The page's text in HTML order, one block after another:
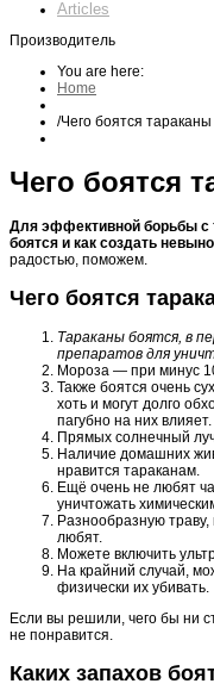
Articles
Производитель
You are here:
Home
/Чего боятся тараканы
Чего боятся
Для эффективной борьбы с
боятся и как создать
радостью, поможем.
Чего боятся
Тараканы боятся, в
препаратов для
Мороза — при минус
Также боятся очень
хоть и могут долго
пагубно на них влияет.
Прямых солнечный
Наличие домашних
нравится тараканам.
Ещё очень не любят
уничтожать
Разнообразную
любят.
Можете включить
На крайний случай,
физически их убивать.
Если вы решили, чего бы ни
не понравится.
Каких запахов